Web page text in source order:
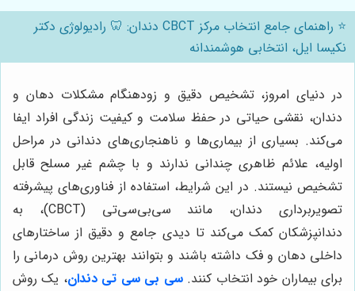
⭐️ راهنمای جامع انتخاب مرکز CBCT دندان: 🦷 رادیولوژی دکتر
نکیسا ایل، انتخابی هوشمندانه
در دنیای امروز، تشخیص دقیق و زودهنگام مشکلات دهان و
دندان، نقشی حیاتی در حفظ سلامت و کیفیت زندگی افراد ایفا
می‌کند. بسیاری از بیماری‌ها و ناهنجاری‌های دندانی در مراحل
اولیه، علائم ظاهری چندانی ندارند و با چشم غیر مسلح قابل
تشخیص نیستند. در این شرایط، استفاده از فناوری‌های پیشرفته
تصویربرداری دندان، مانند سی‌بی‌سی‌تی (CBCT)، به
دندانپزشکان کمک می‌کند تا دیدی جامع و دقیق از ساختارهای
داخلی دهان و فک داشته باشند و بتوانند بهترین روش درمانی را
برای بیماران خود انتخاب کنند.سی بی سی تی دندان، یک روش